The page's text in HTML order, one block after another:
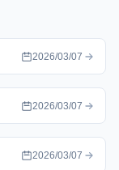
2026/03/07
2026/03/07
2026/03/07